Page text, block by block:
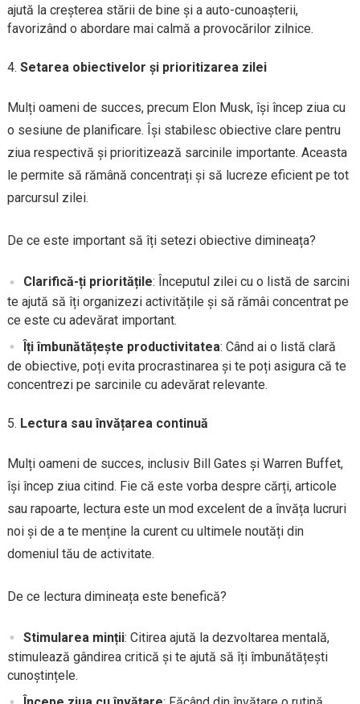
ajută la creșterea stării de bine și a auto-cunoașterii,
favorizând o abordare mai calmă a provocărilor zilnice.
Setarea obiectivelor și prioritizarea zilei
Mulți oameni de succes, precum Elon Musk, își încep ziua cu
o sesiune de planificare. Își stabilesc obiective clare pentru
ziua respectivă și prioritizează sarcinile importante. Aceasta
le permite să rămână concentrați și să lucreze eficient pe tot
parcursul zilei.
De ce este important să îți setezi obiective dimineața?
Clarifică-ți prioritățile: Începutul zilei cu o listă de sarcini
te ajută să îți organizezi activitățile și să rămâi concentrat pe
ce este cu adevărat important.
Îți îmbunătățește productivitatea: Când ai o listă clară
de obiective, poți evita procrastinarea și te poți asigura că te
concentrezi pe sarcinile cu adevărat relevante.
Lectura sau învățarea continuă
Mulți oameni de succes, inclusiv Bill Gates și Warren Buffet,
își încep ziua citind. Fie că este vorba despre cărți, articole
sau rapoarte, lectura este un mod excelent de a învăța lucruri
noi și de a te menține la curent cu ultimele noutăți din
domeniul tău de activitate.
De ce lectura dimineața este benefică?
Stimularea minții: Citirea ajută la dezvoltarea mentală,
stimulează gândirea critică și te ajută să îți îmbunătățești
cunoștințele.